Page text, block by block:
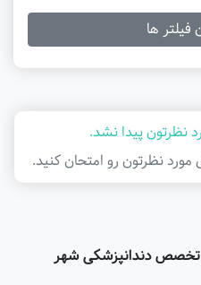
فیلتر ها
نظرتون پیدا نشد.
مورد نظرتون رو امتحان کنید.
تخصص دندانپزشکی شهر